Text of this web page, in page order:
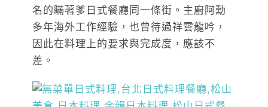
名的瞞著爹日式餐廳同一條街。主廚阿勳
多年海外工作經驗，也曾待過祥雲龍吟，
因此在料理上的要求與完成度，應該不
差。